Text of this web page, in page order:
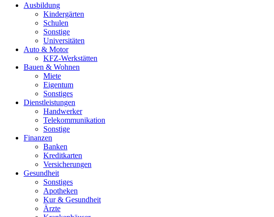
Ausbildung
Kindergärten
Schulen
Sonstige
Universitäten
Auto & Motor
KFZ-Werkstätten
Bauen & Wohnen
Miete
Eigentum
Sonstiges
Dienstleistungen
Handwerker
Telekommunikation
Sonstige
Finanzen
Banken
Kreditkarten
Versicherungen
Gesundheit
Sonstiges
Apotheken
Kur & Gesundheit
Ärzte